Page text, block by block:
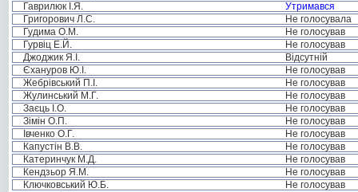
Гаврилюк І.Я.
Утримався
Григорович Л.С.
Не голосувала
Гудима О.М.
Не голосував
Гурвіц Е.Й.
Не голосував
Джоджик Я.І.
Відсутній
Єхануров Ю.І.
Не голосував
Жебрівський П.І.
Не голосував
Жулинський М.Г.
Не голосував
Заєць І.О.
Не голосував
Зімін О.П.
Не голосував
Івченко О.Г.
Не голосував
Капустін В.В.
Не голосував
Катеринчук М.Д.
Не голосував
Кендзьор Я.М.
Не голосував
Ключковський Ю.Б.
Не голосував